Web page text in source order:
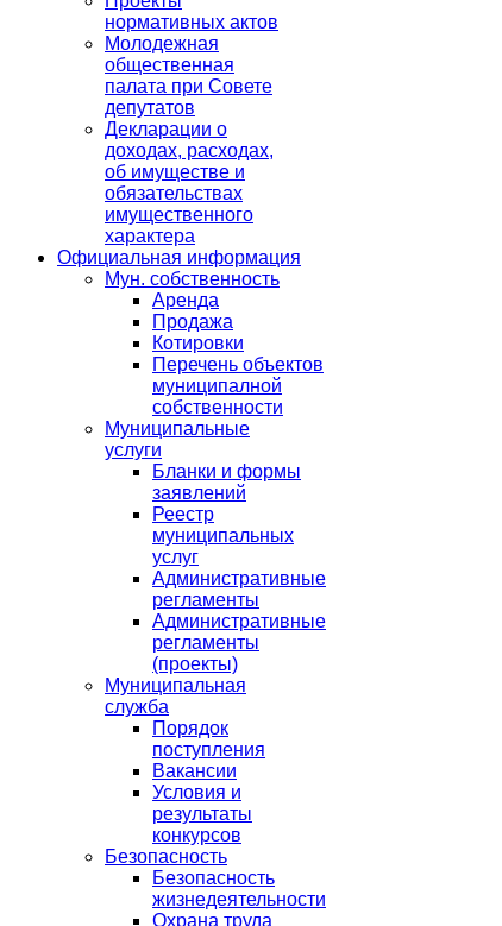
нормативных актов
Молодежная
общественная
палата при Совете
депутатов
Декларации о
доходах, расходах,
об имуществе и
обязательствах
имущественного
характера
Официальная информация
Мун. собственность
Аренда
Продажа
Котировки
Перечень объектов
муниципалной
собственности
Муниципальные
услуги
Бланки и формы
заявлений
Реестр
муниципальных
услуг
Административные
регламенты
Административные
регламенты
(проекты)
Муниципальная
служба
Порядок
поступления
Вакансии
Условия и
результаты
конкурсов
Безопасность
Безопасность
жизнедеятельности
Охрана труда